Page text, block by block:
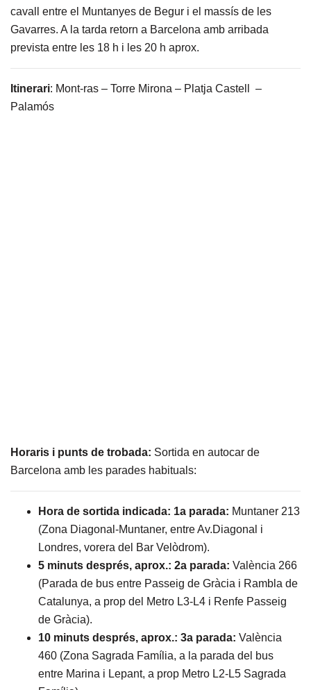
cavall entre el Muntanyes de Begur i el massís de les
Gavarres. A la tarda retorn a Barcelona amb arribada
prevista entre les 18 h i les 20 h aprox.
Itinerari: Mont-ras – Torre Mirona – Platja Castell –
Palamós
Horaris i punts de trobada: Sortida en autocar de
Barcelona amb les parades habituals:
Hora de sortida indicada: 1a parada: Muntaner 213
(Zona Diagonal-Muntaner, entre Av.Diagonal i
Londres, vorera del Bar Velòdrom).
5 minuts després, aprox.: 2a parada: València 266
(Parada de bus entre Passeig de Gràcia i Rambla de
Catalunya, a prop del Metro L3-L4 i Renfe Passeig
de Gràcia).
10 minuts després, aprox.: 3a parada: València
460 (Zona Sagrada Família, a la parada del bus
entre Marina i Lepant, a prop Metro L2-L5 Sagrada